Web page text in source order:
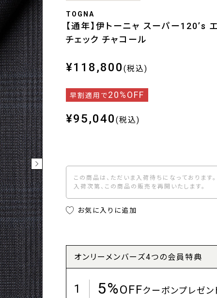
TOGNA
【通年】伊トーニャ スーパー120’s
チェック チャコール
¥118,800 (税込)
早割適用で20%OFF
¥95,040 (税込)
この商品は、ただいま入荷待ちになっております。
入荷次第、この商品の販売を再開いたします。
お気に入りに追加
オンリーメンバーズ4つの会員特典
1 5%OFFクーポンプレゼン